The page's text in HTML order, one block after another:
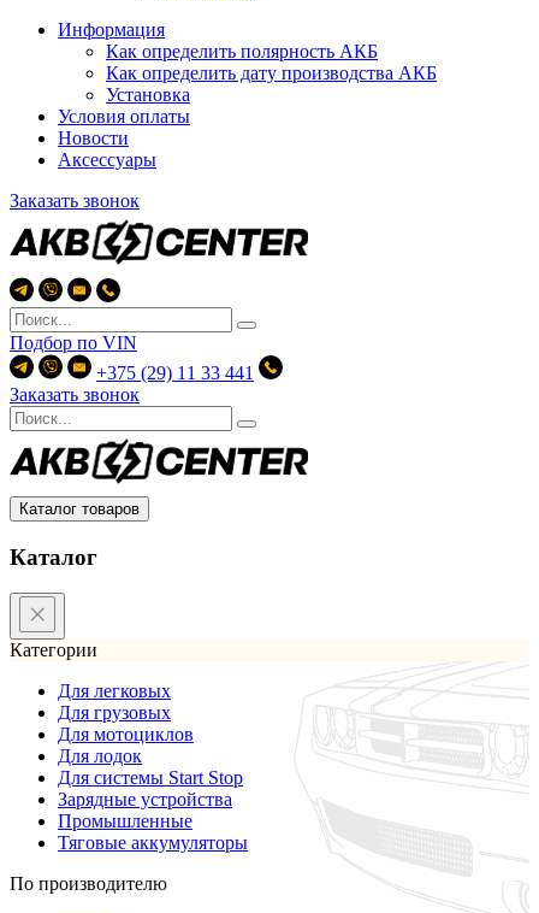
Информация
Как определить полярность АКБ
Как определить дату производства АКБ
Установка
Условия оплаты
Новости
Аксессуары
Заказать звонок
Подбор по VIN
+375 (29) 11 33 441
Заказать звонок
Каталог товаров
Каталог
Категории
Для легковых
Для грузовых
Для мотоциклов
Для лодок
Для системы Start Stop
Зарядные устройства
Промышленные
Тяговые аккумуляторы
По производителю